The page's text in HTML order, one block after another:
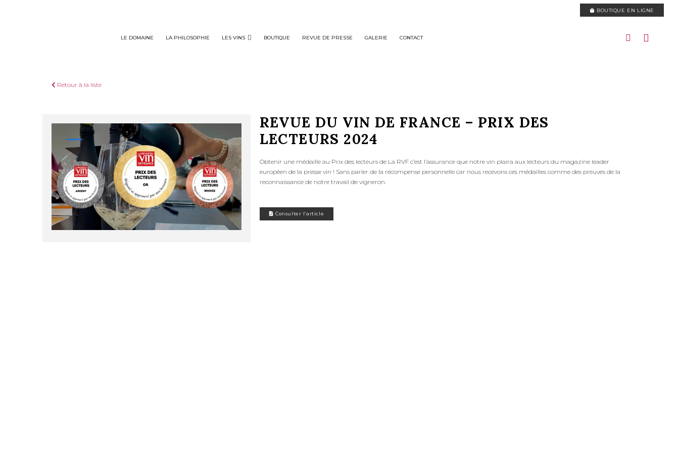
BOUTIQUE EN LIGNE
LE DOMAINE LA PHILOSOPHIE LES VINS BOUTIQUE REVUE DE PRESSE GALERIE CONTACT
Retour à la liste
REVUE DU VIN DE FRANCE – PRIX DES
LECTEURS 2024
Obtenir une médaille au Prix des lecteurs de La RVF c’est l’assurance que notre vin plaira aux lecteurs du magazine leader
européen de la presse vin ! Sans parler de la récompense personnelle car nous recevons ces médailles comme des preuves de la
reconnaissance de notre travail de vigneron.
Consulter l’article